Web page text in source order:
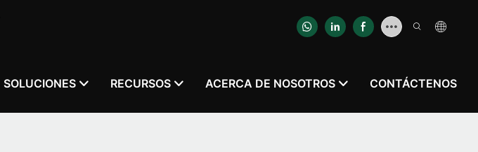
SOLUCIONES RECURSOS ACERCA DE NOSOTROS CONTÁCTENOS